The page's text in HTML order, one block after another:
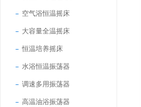
空气浴恒温摇床
大容量全温摇床
恒温培养摇床
水浴恒温振荡器
调速多用振荡器
高温油浴振荡器